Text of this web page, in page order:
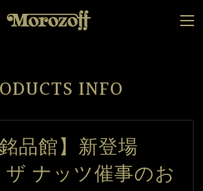
INFO
銘品館】新登場
ナッツ催事のお